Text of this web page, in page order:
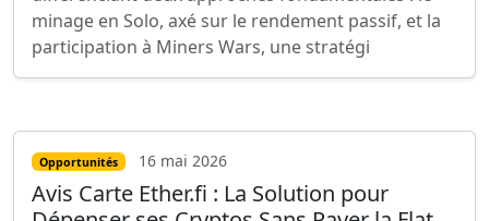
minage en Solo, axé sur le rendement passif, et la
participation à Miners Wars, une stratégi
Opportunités 16 mai 2026
Avis Carte Ether.fi : La Solution pour